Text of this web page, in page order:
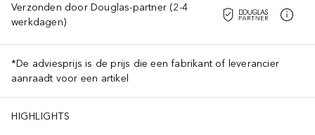
Verzonden door Douglas-partner (2-4
werkdagen)
*De adviesprijs is de prijs die een fabrikant of leverancier
aanraadt voor een artikel
HIGHLIGHTS